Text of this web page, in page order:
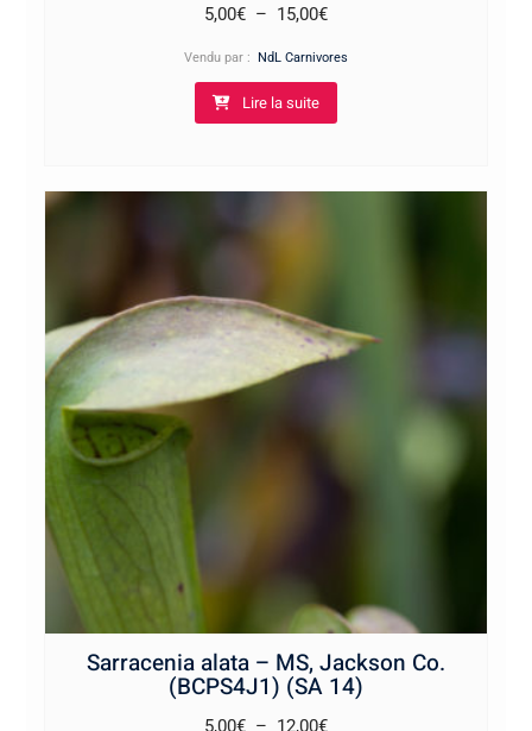
5,00€ – 15,00€Plage
Vendu par : NdL Carnivores
Lire la suite
Sarracenia alata – MS, Jackson Co.
(BCPS4J1) (SA 14)
5,00€ – 12,00€Plage